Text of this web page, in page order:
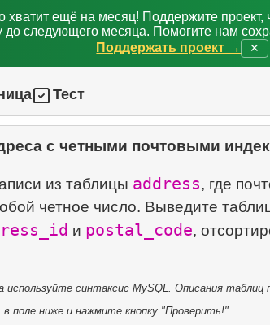
хватит ещё на месяц! Поддержите
до следующего месяца. Помогите нам
Поддержать проект →
✕
Тест
с четными почтовыми
из таблицы address, где
четное число. Выведите
и postal_code,
синтаксис MySQL. Описания таблиц
поле ниже и нажмите кнопку "Проверить!"